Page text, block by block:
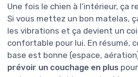
Une fois le chien à l’intérieur, ça
Si vous mettez un bon matelas,
les vibrations et ça devient un
confortable pour lui. En résumé,
base est bonne (espace,
prévoir un couchage en plus